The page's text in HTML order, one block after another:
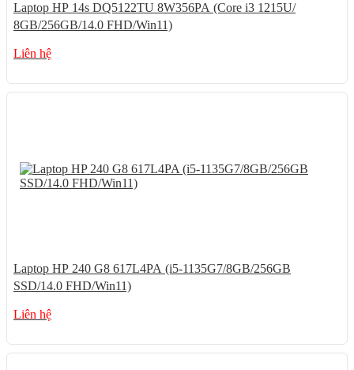
Laptop HP 14s DQ5122TU 8W356PA (Core i3 1215U/
8GB/256GB/14.0 FHD/Win11)
Liên hệ
Laptop HP 240 G8 617L4PA (i5-1135G7/8GB/256GB
SSD/14.0 FHD/Win11)
Liên hệ